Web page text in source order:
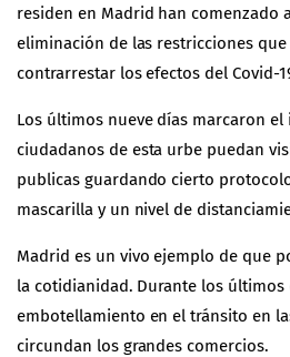
residen en Madrid han comenzado
eliminación de las restricciones
contrarrestar los efectos del Covid-
Los últimos nueve días marcaron
ciudadanos de esta urbe puedan
publicas guardando cierto
mascarilla y un nivel de
Madrid es un vivo ejemplo de que
la cotidianidad. Durante los últimos
embotellamiento en el tránsito en
circundan los grandes comercios.